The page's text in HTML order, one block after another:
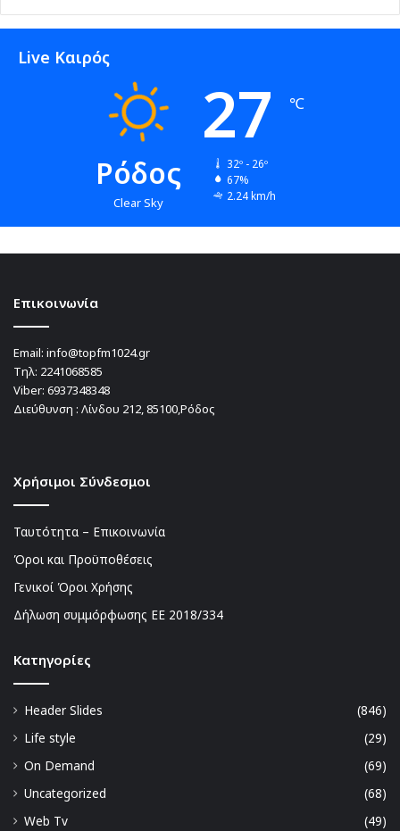
Live Καιρός
Ρόδος
Clear Sky
27 ℃
32º - 26º
67%
2.24 km/h
Επικοινωνία
Email: info@topfm1024.gr
Τηλ: 2241068585
Viber: 6937348348
Διεύθυνση : Λίνδου 212, 85100,Ρόδος
Χρήσιμοι Σύνδεσμοι
Ταυτότητα – Επικοινωνία
Όροι και Προϋποθέσεις
Γενικοί Όροι Χρήσης
Δήλωση συμμόρφωσης ΕΕ 2018/334
Kατηγορίες
Header Slides
(846)
Life style
(29)
On Demand
(69)
Uncategorized
(68)
Web Tv
(49)